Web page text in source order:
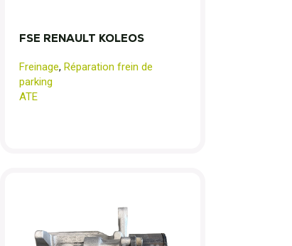
FSE RENAULT KOLEOS
Freinage, Réparation frein de
parking
ATE